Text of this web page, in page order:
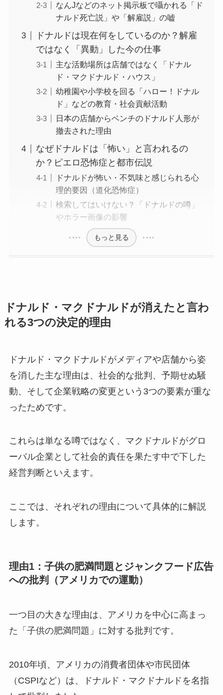
なんJなどのネット掲示板で囁かれる「ド
ナルド死亡説」や「解雇説」の嘘
ドナルドは現在何をしているのか？解雇
ではなく「異動」した今の仕事
主な活動場所は店舗ではなく「ドナル
ド・マクドナルド・ハウス」
幼稚園や小学校を回る「ハロー！ドナル
ド」などの教育・社会貢献活動
日本の店舗からベンチのドナルド人形が
撤去された理由
なぜドナルドは「怖い」と言われるの
か？ピエロ恐怖症と都市伝説
ドナルドが怖い・不気味と感じられる心
理的要因（道化恐怖症）
検索してはいけない？「ドナルドの噂」
やホラー画像の影響
もっと見る
ドナルド・マクドナルドが消えたと言わ
れる3つの決定的理由
ドナルド・マクドナルドがメディアや店舗から姿
を消した主な理由は、社会的な批判、予期せぬ騒
動、そして企業戦略の変更という3つの要素が重な
ったためです。
これらは単なる噂ではなく、マクドナルドがグロ
ーバル企業として社会的責任を果たす中で下した
経営判断といえます。
ここでは、それぞれの理由について具体的に解説
します。
理由1：子供の肥満問題とジャンクフード広告
への批判（アメリカでの運動）
一つ目の大きな理由は、アメリカを中心に高まっ
た「子供の肥満問題」に対する批判です。
2010年頃、アメリカの消費者団体や市民団体
（CSPIなど）は、ドナルド・マクドナルドを名指